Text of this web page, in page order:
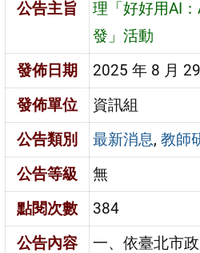
公告主旨
理「好好用AI
發」活動
發佈日期
2025 年 8 月
發佈單位
資訊組
公告類別
最新消息,教師
公告等級
無
點閱次數
384
公告內容
一、依臺北市